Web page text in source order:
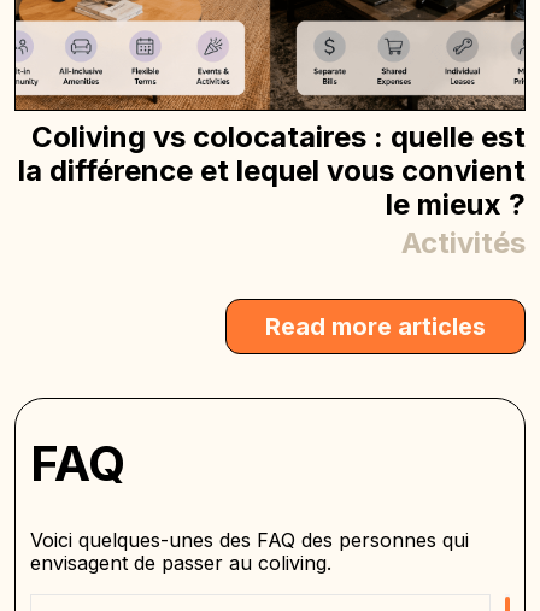
Coliving vs colocataires : quelle est
la différence et lequel vous convient
le mieux ?
Activités
Read more articles
FAQ
Voici quelques-unes des FAQ des personnes qui
envisagent de passer au coliving.